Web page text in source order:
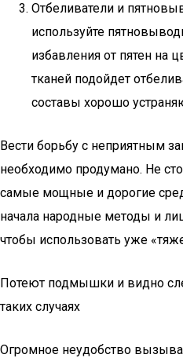
Отбеливатели и
используйте
избавления от пятен на
тканей подойдет
составы хорошо
Вести борьбу с неприятным
необходимо продумано. Не
самые мощные и дорогие
начала народные методы и
чтобы использовать уже
Потеют подмышки и видно
таких случаях
Огромное неудобство